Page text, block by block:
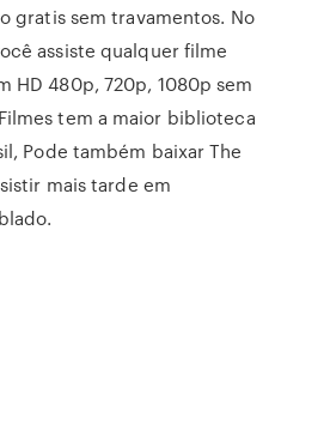
gratis sem travamentos. No
assiste qualquer filme
HD 480p, 720p, 1080p sem
tem a maior biblioteca
Pode também baixar The
mais tarde em